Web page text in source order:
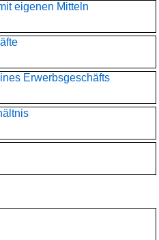
eigenen Mitteln
Erwerbsgeschäfts